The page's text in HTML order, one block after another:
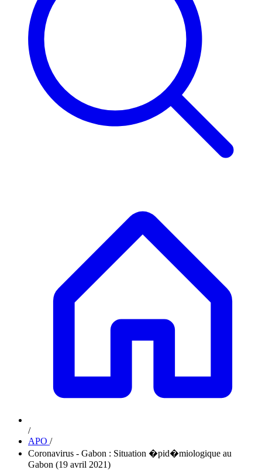
/
APO /
Coronavirus - Gabon : Situation �pid�miologique au
Gabon (19 avril 2021)